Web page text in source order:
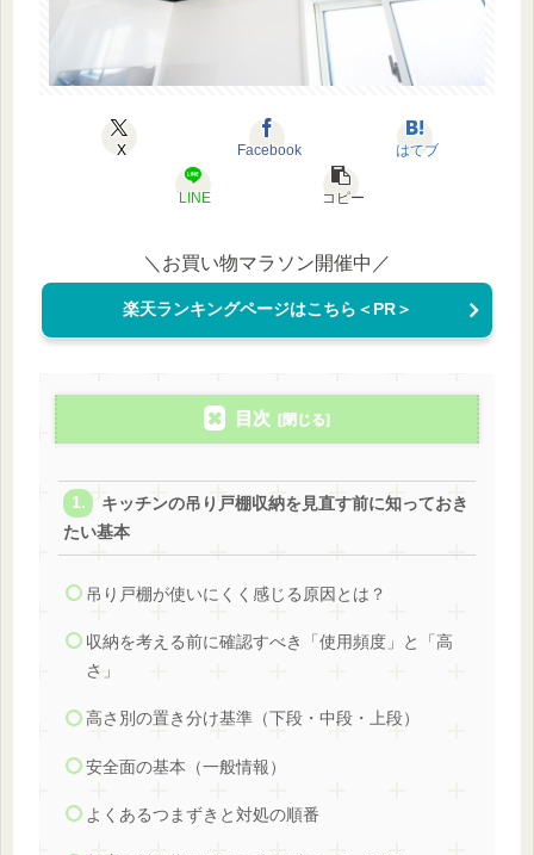
X Facebook はてブ
LINE コピー
＼お買い物マラソン開催中／
楽天ランキングページはこちら＜PR＞
目次
キッチンの吊り戸棚収納を見直す前に知っておき
たい基本
吊り戸棚が使いにくく感じる原因とは？
収納を考える前に確認すべき「使用頻度」と「高
さ」
高さ別の置き分け基準（下段・中段・上段）
安全面の基本（一般情報）
よくあるつまずきと対処の順番